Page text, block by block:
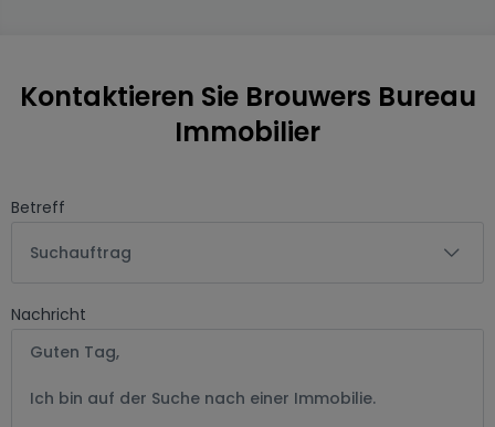
Kontaktieren Sie Brouwers Bureau
Immobilier
Betreff
Suchauftrag
Nachricht